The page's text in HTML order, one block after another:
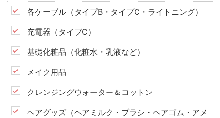
各ケーブル（タイプB・タイプC・ライトニング）
充電器（タイプC）
基礎化粧品（化粧水・乳液など）
メイク用品
クレンジングウォーター＆コットン
ヘアグッズ（ヘアミルク・ブラシ・ヘアゴム・アメ